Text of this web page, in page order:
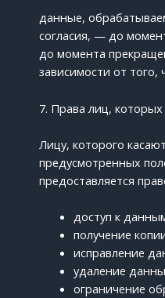
данные,
согласия, — до
до момента
зависимости от того,
7. Права лиц,
Лицу, которого
предусмотренных
предоставляется
доступ к
получение
исправление
удаление
ограничение